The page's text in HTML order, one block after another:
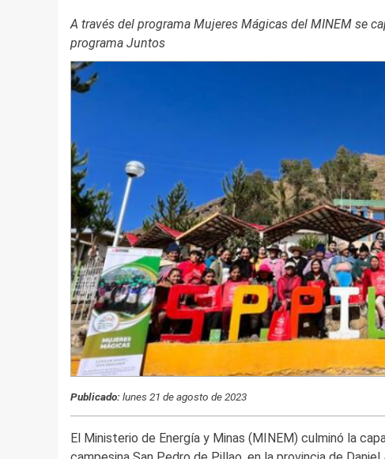
A través del programa Mujeres Mágicas del MINEM se
programa Juntos
Publicado:lunes 21 de agosto de 2023
El Ministerio de Energía y Minas (MINEM) culminó la